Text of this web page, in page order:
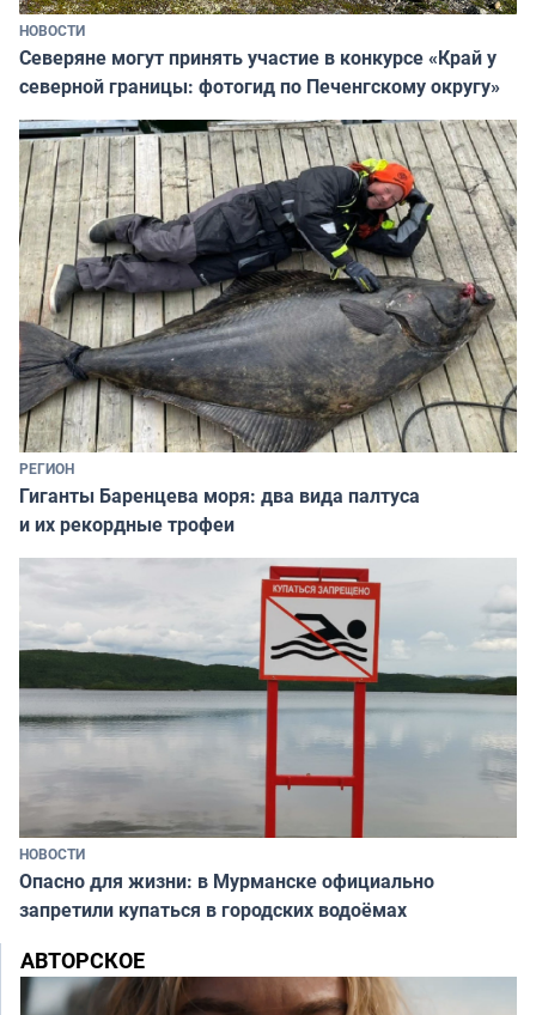
НОВОСТИ
Северяне могут принять участие в конкурсе «Край у
северной границы: фотогид по Печенгскому округу»
РЕГИОН
Гиганты Баренцева моря: два вида палтуса
и их рекордные трофеи
НОВОСТИ
Опасно для жизни: в Мурманске официально
запретили купаться в городских водоёмах
АВТОРСКОЕ